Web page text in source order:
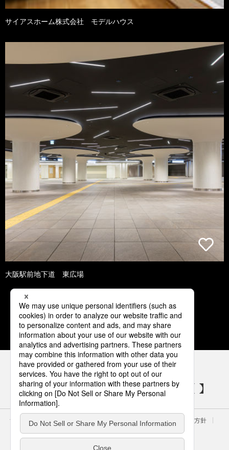
サイアスホーム株式会社 モデルハウス
大阪駅前地下道 東広場
1 2 3 4 5
パナソニックの電気設備 SNSアカウント
サイトのご利用にあたって クッキーポリシー
個人情報保護方針
パナソニック ホールディングス
Area/Country